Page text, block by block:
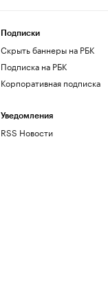
Подписки
Скрыть баннеры на РБК
Подписка на РБК
Корпоративная подписка
Уведомления
RSS Новости